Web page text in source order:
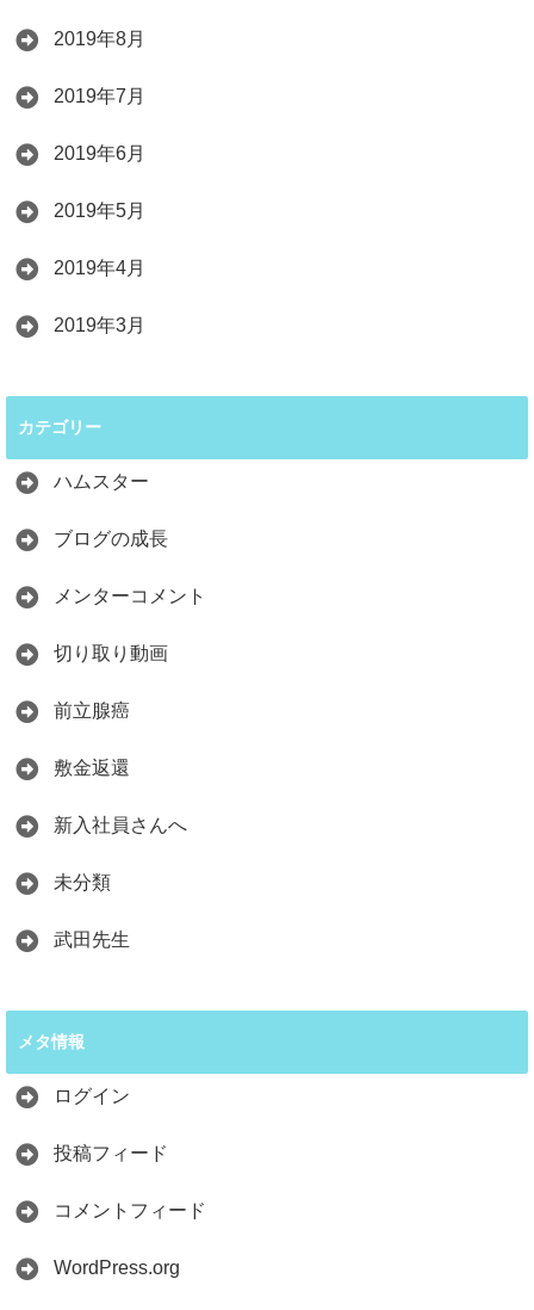
2019年8月
2019年7月
2019年6月
2019年5月
2019年4月
2019年3月
カテゴリー
ハムスター
ブログの成長
メンターコメント
切り取り動画
前立腺癌
敷金返還
新入社員さんへ
未分類
武田先生
メタ情報
ログイン
投稿フィード
コメントフィード
WordPress.org